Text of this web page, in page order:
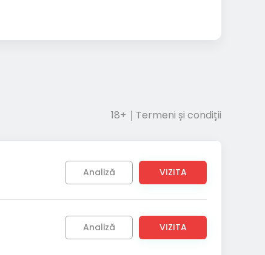
18+ Termeni și condiții
Analiză VIZITA
Analiză VIZITA